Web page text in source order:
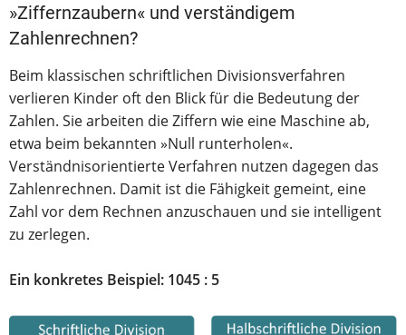
»Ziffernzaubern« und verständigem
Zahlenrechnen?
Beim klassischen schriftlichen Divisionsverfahren
verlieren Kinder oft den Blick für die Bedeutung der
Zahlen. Sie arbeiten die Ziffern wie eine Maschine ab,
etwa beim bekannten »Null runterholen«.
Verständnisorientierte Verfahren nutzen dagegen das
Zahlenrechnen. Damit ist die Fähigkeit gemeint, eine
Zahl vor dem Rechnen anzuschauen und sie intelligent
zu zerlegen.
Ein konkretes Beispiel: 1045 : 5